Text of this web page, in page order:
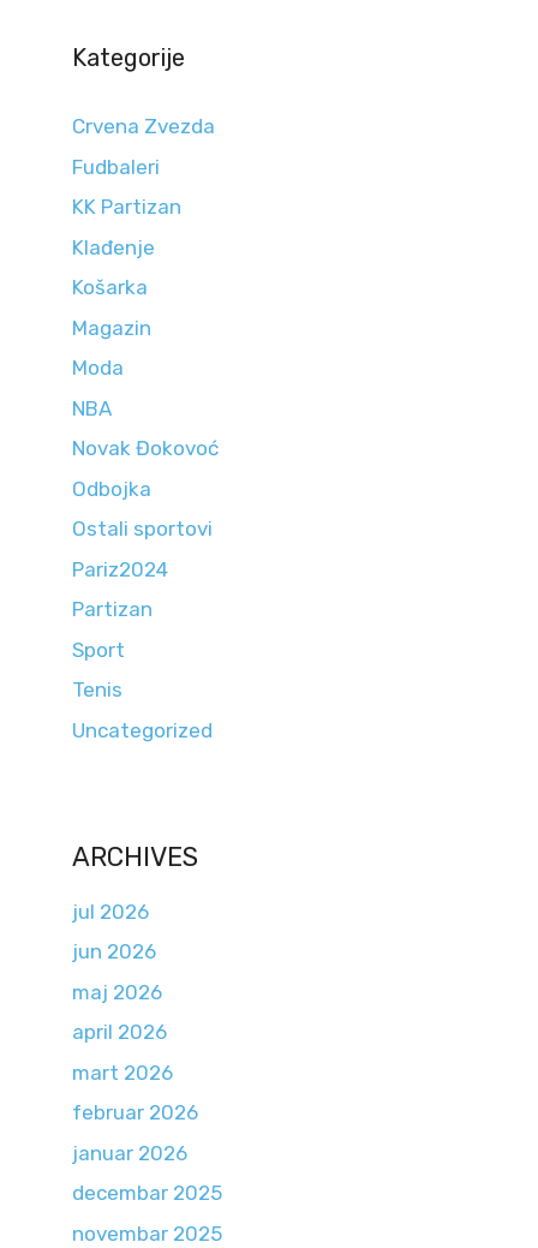
Kategorije
Crvena Zvezda
Fudbaleri
KK Partizan
Klađenje
Košarka
Magazin
Moda
NBA
Novak Đokovoć
Odbojka
Ostali sportovi
Pariz2024
Partizan
Sport
Tenis
Uncategorized
ARCHIVES
jul 2026
jun 2026
maj 2026
april 2026
mart 2026
februar 2026
januar 2026
decembar 2025
novembar 2025